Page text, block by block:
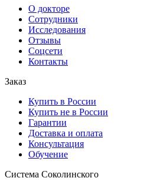
О докторе
Сотрудники
Исследования
Отзывы
Соцсети
Контакты
Заказ
Купить в России
Купить не в России
Гарантии
Доставка и оплата
Консультация
Обучение
Система Соколинского